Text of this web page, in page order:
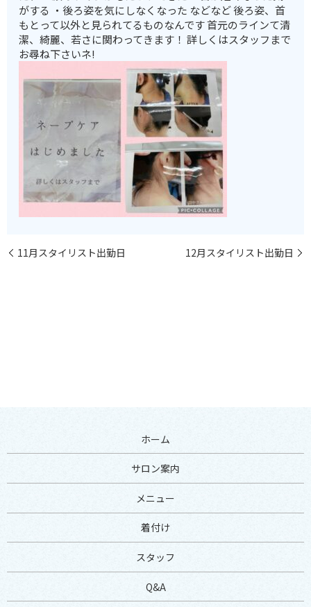
がする ・後ろ姿を気にしなくなった などなど 後ろ姿、首
もとって以外と見られてるものなんです 首元のラインて清
潔、綺麗、若さに関わってきます！ 詳しくはスタッフまで
お尋ね下さいネ!
11月スタイリスト出勤日 12月スタイリスト出勤日
ホーム
サロン案内
メニュー
着付け
スタッフ
Q&A